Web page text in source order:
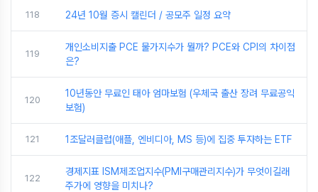
118 24년 10월 증시 캘린더 / 공모주 일정 요약
119
개인소비지출 PCE 물가지수가 뭘까? PCE와 CPI의 차이점
은?
120
10년동안 무료인 태아 엄마보험 (우체국 출산 장려 무료공익
보험)
121 1조달러클럽(애플, 엔비디아, MS 등)에 집중 투자하는 ETF
122
경제지표 ISM제조업지수(PMI구매관리지수)가 무엇이길래
주가에 영향을 미치나?